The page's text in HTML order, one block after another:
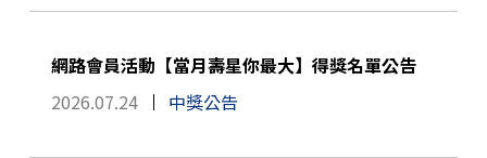
網路會員活動【當月壽星你最大】得獎名單公告
2026.07.24
中獎公告